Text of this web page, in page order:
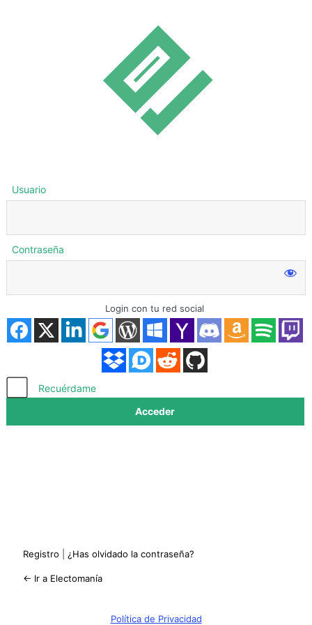
Acceder
Usuario
Contraseña
Login con tu red social
Recuérdame
Registro ¿Has olvidado la contraseña?
← Ir a Electomanía
Política de Privacidad